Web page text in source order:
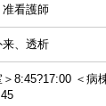
看護師
、透析
＞8:45?17:00 ＜